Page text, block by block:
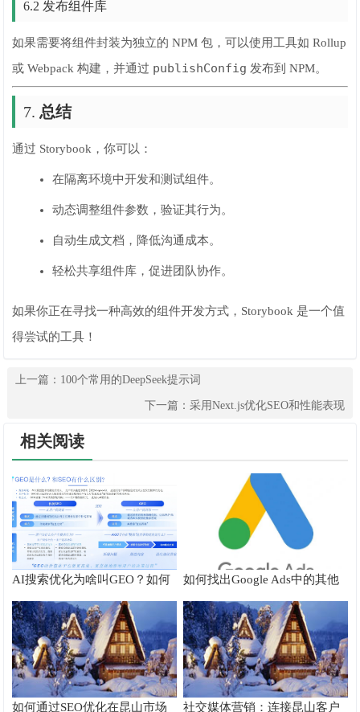
6.2 发布组件库
如果需要将组件封装为独立的 NPM 包，可以使用工具如 Rollup
或 Webpack 构建，并通过 publishConfig 发布到 NPM。
7. 总结
通过 Storybook，你可以：
在隔离环境中开发和测试组件。
动态调整组件参数，验证其行为。
自动生成文档，降低沟通成本。
轻松共享组件库，促进团队协作。
如果你正在寻找一种高效的组件开发方式，Storybook 是一个值
得尝试的工具！
上一篇： 100个常用的DeepSeek提示词
下一篇： 采用Next.js优化SEO和性能表现
相关阅读
AI搜索优化为啥叫GEO？如何
在AI搜索中获得排名？
如何找出Google Ads中的其他
搜索字词
如何通过SEO优化在昆山市场 社交媒体营销：连接昆山客户